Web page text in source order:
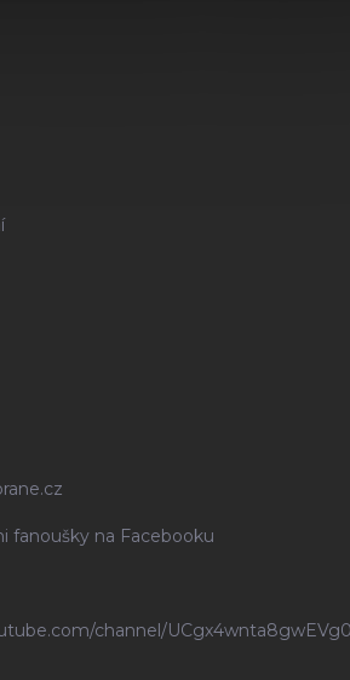
fanoušky na Facebooku
channel/